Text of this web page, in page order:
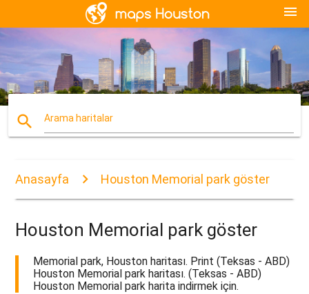
menu
search Arama haritalar
Anasayfa Houston Memorial park göster
Houston Memorial park göster
Memorial park, Houston haritası. Print (Teksas - ABD)
Houston Memorial park haritası. (Teksas - ABD)
Houston Memorial park harita indirmek için.